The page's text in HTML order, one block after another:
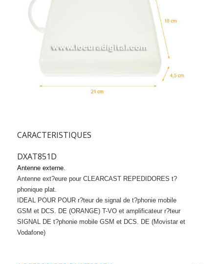
CARACTERISTIQUES
DXAT851D
Antenne externe.
Antenne ext?eure pour CLEARCAST REPEDIDORES t?
phonique plat.
IDEAL POUR POUR r?teur de signal de t?phonie mobile
GSM et DCS.
DE (ORANGE) T-VO et amplificateur r?teur
SIGNAL DE t?phonie mobile GSM et DCS.
DE (Movistar et
Vodafone)